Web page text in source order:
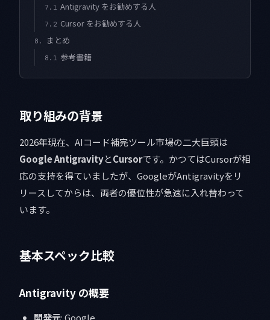
7.1 Antigravity をお勧めする人
7.2 Cursor をお勧めする人
8. まとめ
8.1 参考書籍
取り組みの背景
2026年現在、AIコード補完ツール市場の二大巨頭は
Google AntigravityとCursorです。かつてはCursorが相
応の支持を得ていましたが、GoogleがAntigravityをリ
リースしてからは、両者の優位性が急速に入れ替わって
います。
基本スペック比較
Antigravity の概要
開発元: Google